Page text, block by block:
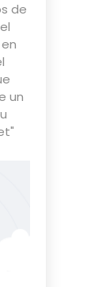
de
un